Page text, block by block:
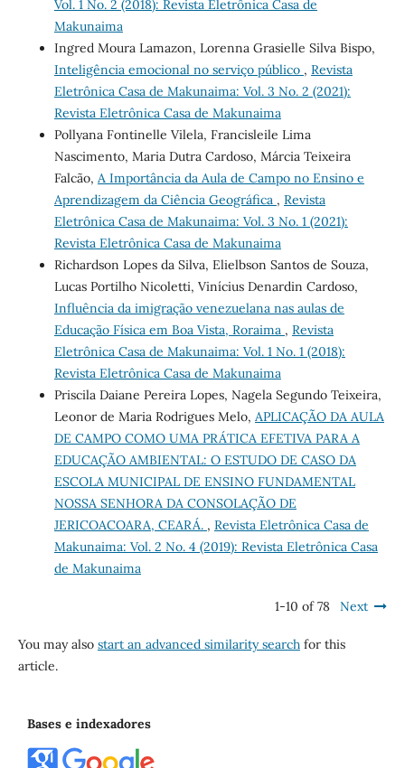
Vol. 1 No. 2 (2018): Revista Eletrônica Casa de
Makunaima
Ingred Moura Lamazon, Lorenna Grasielle Silva Bispo,
Inteligência emocional no serviço público , Revista
Eletrônica Casa de Makunaima: Vol. 3 No. 2 (2021):
Revista Eletrônica Casa de Makunaima
Pollyana Fontinelle Vilela, Francisleile Lima
Nascimento, Maria Dutra Cardoso, Márcia Teixeira
Falcão, A Importância da Aula de Campo no Ensino e
Aprendizagem da Ciência Geográfica , Revista
Eletrônica Casa de Makunaima: Vol. 3 No. 1 (2021):
Revista Eletrônica Casa de Makunaima
Richardson Lopes da Silva, Elielbson Santos de Souza,
Lucas Portilho Nicoletti, Vinícius Denardin Cardoso,
Influência da imigração venezuelana nas aulas de
Educação Física em Boa Vista, Roraima , Revista
Eletrônica Casa de Makunaima: Vol. 1 No. 1 (2018):
Revista Eletrônica Casa de Makunaima
Priscila Daiane Pereira Lopes, Nagela Segundo Teixeira,
Leonor de Maria Rodrigues Melo, APLICAÇÃO DA AULA
DE CAMPO COMO UMA PRÁTICA EFETIVA PARA A
EDUCAÇÃO AMBIENTAL: O ESTUDO DE CASO DA
ESCOLA MUNICIPAL DE ENSINO FUNDAMENTAL
NOSSA SENHORA DA CONSOLAÇÃO DE
JERICOACOARA, CEARÁ. , Revista Eletrônica Casa de
Makunaima: Vol. 2 No. 4 (2019): Revista Eletrônica Casa
de Makunaima
1-10 of 78 Next
You may also start an advanced similarity searchfor this
article.
Bases e indexadores